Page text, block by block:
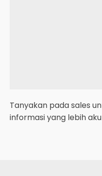
Tanyakan pada sales
informasi yang lebih